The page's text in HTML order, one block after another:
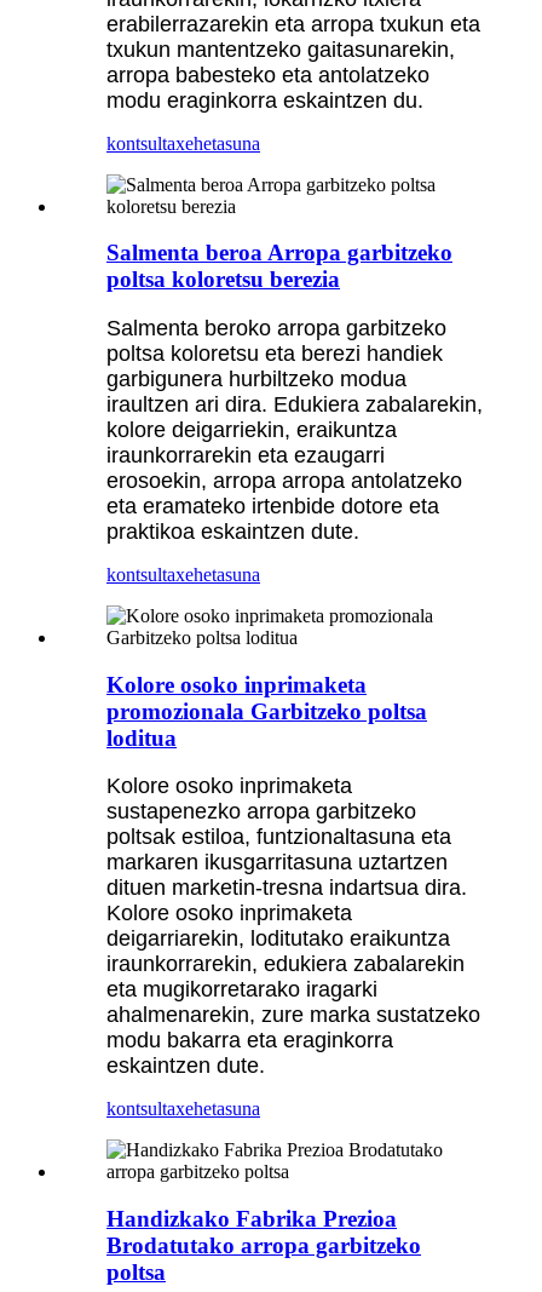
erabilerrazarekin eta arropa txukun eta
txukun mantentzeko gaitasunarekin,
arropa babesteko eta antolatzeko
modu eraginkorra eskaintzen du.
kontsultaxehetasuna
Salmenta beroa Arropa garbitzeko
poltsa koloretsu berezia
Salmenta beroko arropa garbitzeko
poltsa koloretsu eta berezi handiek
garbigunera hurbiltzeko modua
iraultzen ari dira. Edukiera zabalarekin,
kolore deigarriekin, eraikuntza
iraunkorrarekin eta ezaugarri
erosoekin, arropa arropa antolatzeko
eta eramateko irtenbide dotore eta
praktikoa eskaintzen dute.
kontsultaxehetasuna
Kolore osoko inprimaketa
promozionala Garbitzeko poltsa
loditua
Kolore osoko inprimaketa
sustapenezko arropa garbitzeko
poltsak estiloa, funtzionaltasuna eta
markaren ikusgarritasuna uztartzen
dituen marketin-tresna indartsua dira.
Kolore osoko inprimaketa
deigarriarekin, loditutako eraikuntza
iraunkorrarekin, edukiera zabalarekin
eta mugikorretarako iragarki
ahalmenarekin, zure marka sustatzeko
modu bakarra eta eraginkorra
eskaintzen dute.
kontsultaxehetasuna
Handizkako Fabrika Prezioa
Brodatutako arropa garbitzeko
poltsa